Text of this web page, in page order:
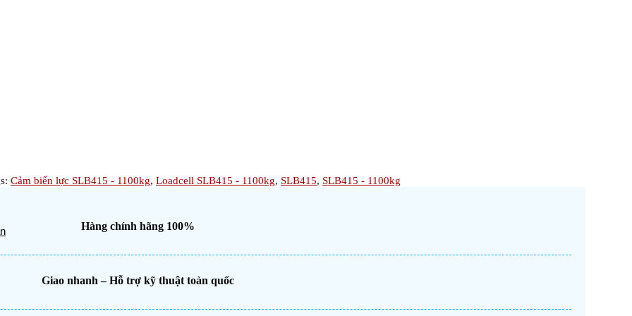
Cảm biến lực SLB415 - 1100kg, Loadcell SLB415 - 1100kg, SLB415, SLB415 - 1100kg
Hàng chính hãng 100%
Giao nhanh – Hỗ trợ kỹ thuật toàn quốc